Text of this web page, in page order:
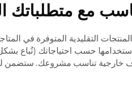
مع متطلباتك
التقليدية المتوفرة في
حسب احتياجاتك (تُباع
خارجية تناسب مشروعك.